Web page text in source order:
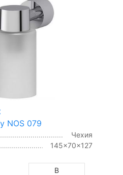
NOS 079
Чехия
145x70x127
В